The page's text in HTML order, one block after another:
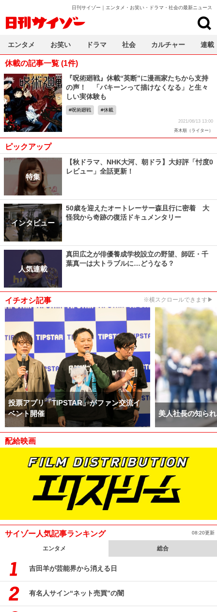
日刊サイゾー｜エンタメ・お笑い・ドラマ・社会の最新ニュース
休載の記事一覧 (1件)
『呪術廻戦』休載“英断”に漫画家たちから支持
の声！ 「バキーンって描けなくなる」と生々
しい実体験も
呪術廻戦 休載
2021/06/13 13:00
斉木順（ライター）
ピックアップ
特集
【秋ドラマ、NHK大河、朝ドラ】大好評「忖度0
レビュー」全話更新！
インタビュー
50歳を迎えたオートレーサー森且行に密着 大
怪我から奇跡の復活ドキュメンタリー
人気連載
真田広之が俳優養成学校設立の野望、師匠・千
葉真一は大トラブルに…どうなる？
イチオシ記事 ※横スクロールできます▶
投票アプリ「TIPSTAR」がファン交流イ
ベント開催
美人社長の知ら
配給映画
サイゾー人気記事ランキング 08:20更新
エンタメ 総合
吉田羊が芸能界から消える日
有名人サイン“ネット売買”の闇
エンタメ お笑い ドラマ 社会 カルチャー 連載